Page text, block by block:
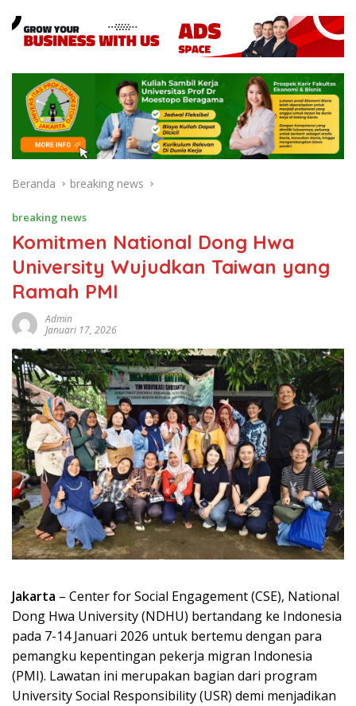
Beranda breaking news
breaking news
Komitmen National Dong Hwa
University Wujudkan Taiwan yang
Ramah PMI
Admin
Januari 17, 2026
Jakarta – Center for Social Engagement (CSE), National
Dong Hwa University (NDHU) bertandang ke Indonesia
pada 7-14 Januari 2026 untuk bertemu dengan para
pemangku kepentingan pekerja migran Indonesia
(PMI). Lawatan ini merupakan bagian dari program
University Social Responsibility (USR) demi menjadikan